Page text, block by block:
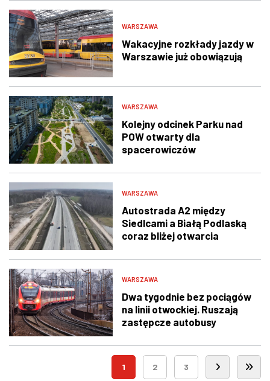
WARSZAWA
Wakacyjne rozkłady jazdy w
Warszawie już obowiązują
WARSZAWA
Kolejny odcinek Parku nad
POW otwarty dla
spacerowiczów
WARSZAWA
Autostrada A2 między
Siedlcami a Białą Podlaską
coraz bliżej otwarcia
WARSZAWA
Dwa tygodnie bez pociągów
na linii otwockiej. Ruszają
zastępcze autobusy
1 2 3